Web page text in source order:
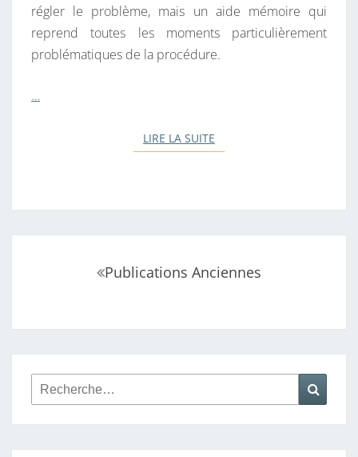
régler le problème, mais un aide mémoire qui
reprend toutes les moments particulièrement
problématiques de la procédure.
…
LIRE LA SUITE
Publications Anciennes
Rechercher :